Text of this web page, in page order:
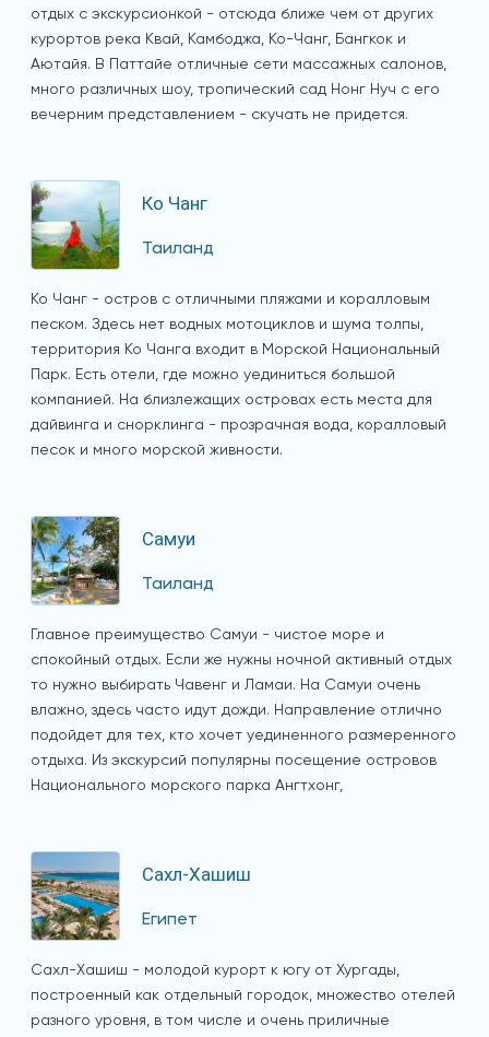
отдых с экскурсионкой - отсюда ближе чем от других
курортов река Квай, Камбоджа, Ко-Чанг, Бангкок и
Аютайя. В Паттайе отличные сети массажных салонов,
много различных шоу, тропический сад Нонг Нуч с его
вечерним представлением - скучать не придется.
Ко Чанг
Таиланд
Ко Чанг - остров с отличными пляжами и коралловым
песком. Здесь нет водных мотоциклов и шума толпы,
территория Ко Чанга входит в Морской Национальный
Парк. Есть отели, где можно уединиться большой
компанией. На близлежащих островах есть места для
дайвинга и снорклинга - прозрачная вода, коралловый
песок и много морской живности.
Самуи
Таиланд
Главное преимущество Самуи - чистое море и
спокойный отдых. Если же нужны ночной активный отдых
то нужно выбирать Чавенг и Ламаи. На Самуи очень
влажно, здесь часто идут дожди. Направление отлично
подойдет для тех, кто хочет уединенного размеренного
отдыха. Из экскурсий популярны посещение островов
Национального морского парка Ангтхонг,
Сахл-Хашиш
Египет
Сахл-Хашиш - молодой курорт к югу от Хургады,
построенный как отдельный городок, множество отелей
разного уровня, в том числе и очень приличные